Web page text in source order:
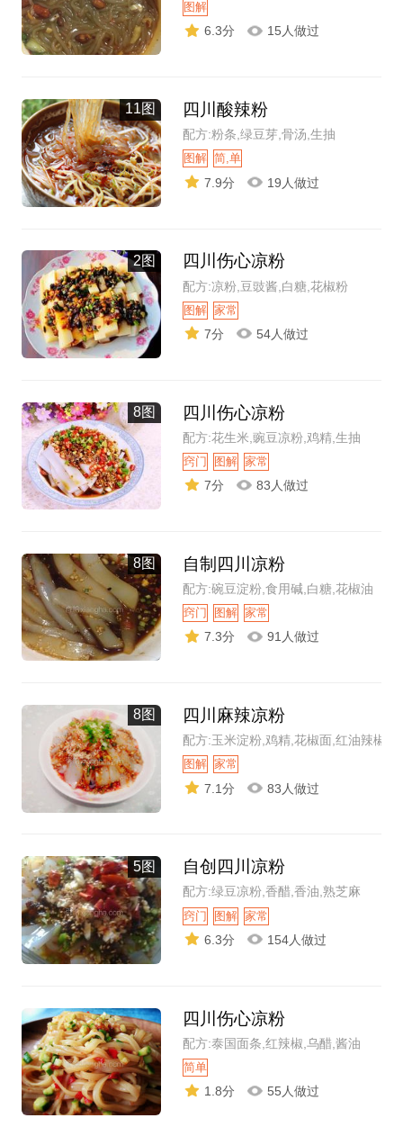
图解
6.3分 15人做过
11图 四川酸辣粉
配方:粉条,绿豆芽,骨汤,生抽
图解 简,单
7.9分 19人做过
2图 四川伤心凉粉
配方:凉粉,豆豉酱,白糖,花椒粉
图解 家常
7分 54人做过
8图 四川伤心凉粉
配方:花生米,豌豆凉粉,鸡精,生抽
窍门 图解 家常
7分 83人做过
8图 自制四川凉粉
配方:碗豆淀粉,食用碱,白糖,花椒油
窍门 图解 家常
7.3分 91人做过
8图 四川麻辣凉粉
配方:玉米淀粉,鸡精,花椒面,红油辣椒
图解 家常
7.1分 83人做过
5图 自创四川凉粉
配方:绿豆凉粉,香醋,香油,熟芝麻
窍门 图解 家常
6.3分 154人做过
四川伤心凉粉
配方:泰国面条,红辣椒,乌醋,酱油
简单
1.8分 55人做过